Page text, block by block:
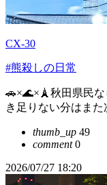
CX-30
#熊殺しの日常
🚗×🌊×🗼秋田県民
き足りない分はまた
thumb_up 49
comment0
2026/07/27 18:20